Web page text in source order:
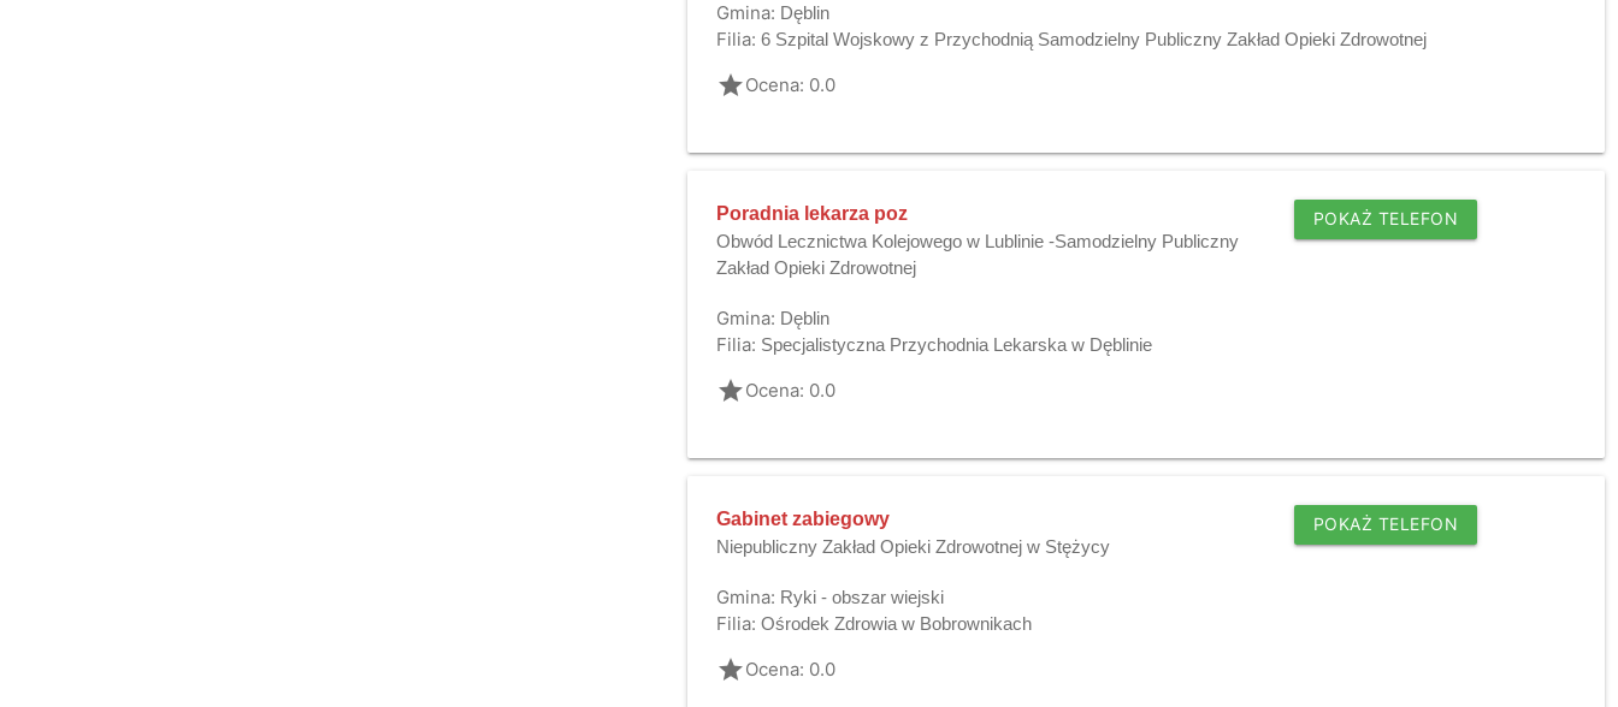
Gmina: Dęblin
Filia: 6 Szpital Wojskowy z Przychodnią Samodzielny Publiczny Zakład Opieki Zdrowotnej
gradeOcena: 0.0
Poradnia lekarza poz
Obwód Lecznictwa Kolejowego w Lublinie -Samodzielny Publiczny
Zakład Opieki Zdrowotnej
POKAŻ TELEFON
Gmina: Dęblin
Filia: Specjalistyczna Przychodnia Lekarska w Dęblinie
gradeOcena: 0.0
Gabinet zabiegowy
Niepubliczny Zakład Opieki Zdrowotnej w Stężycy
POKAŻ TELEFON
Gmina: Ryki - obszar wiejski
Filia: Ośrodek Zdrowia w Bobrownikach
gradeOcena: 0.0